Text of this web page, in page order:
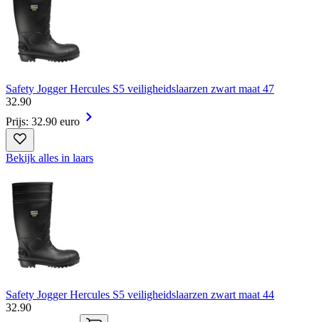
Safety Jogger Hercules S5 veiligheidslaarzen zwart maat 47
32.90
Prijs: 32.90 euro
Bekijk alles in laars
Safety Jogger Hercules S5 veiligheidslaarzen zwart maat 44
32.90